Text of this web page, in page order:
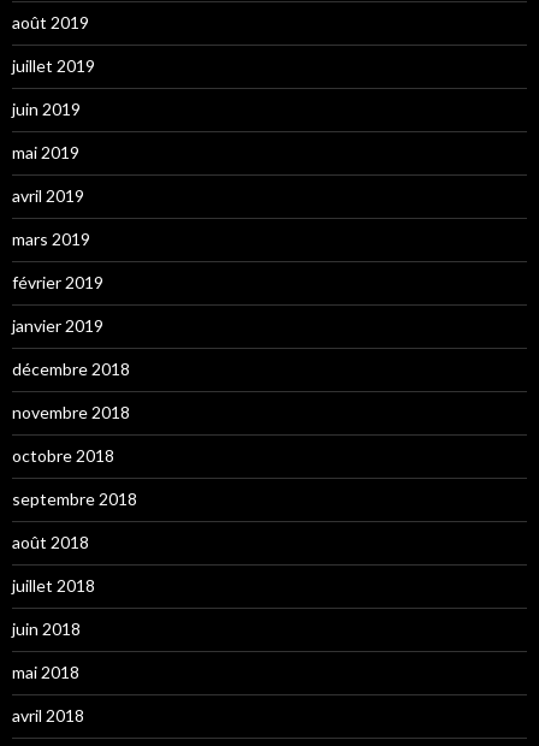
août 2019
juillet 2019
juin 2019
mai 2019
avril 2019
mars 2019
février 2019
janvier 2019
décembre 2018
novembre 2018
octobre 2018
septembre 2018
août 2018
juillet 2018
juin 2018
mai 2018
avril 2018